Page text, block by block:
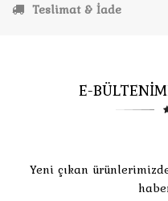
Teslimat & İade
E-
Yeni çıkan